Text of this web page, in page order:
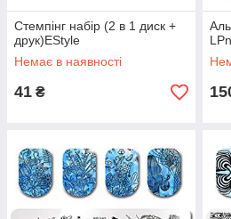
Стемпінг набір (2 в 1 диск +
друк)EStyle
Немає в наявності
41 ₴